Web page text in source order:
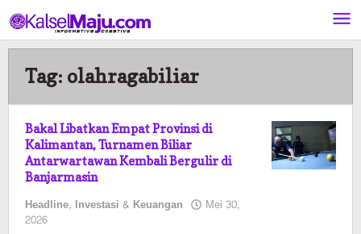
ke
konten
Tag: olahragabiliar
Bakal Libatkan Empat Provinsi di
Kalimantan, Turnamen Biliar
Antarwartawan Kembali Bergulir di
Banjarmasin
Headline, Investasi & Keuangan Mei 30,
2026